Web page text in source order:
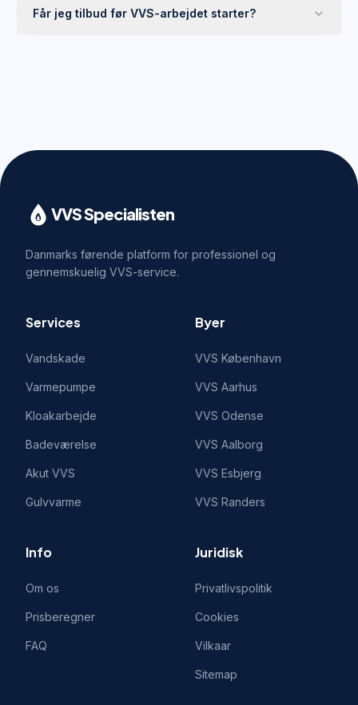
Får jeg tilbud før VVS-arbejdet starter?
VVS Specialisten
Danmarks førende platform for professionel og
gennemskuelig VVS-service.
Services
Vandskade
Varmepumpe
Kloakarbejde
Badeværelse
Akut VVS
Gulvvarme
Byer
VVS København
VVS Aarhus
VVS Odense
VVS Aalborg
VVS Esbjerg
VVS Randers
Info
Om os
Prisberegner
FAQ
Juridisk
Privatlivspolitik
Cookies
Vilkaar
Sitemap